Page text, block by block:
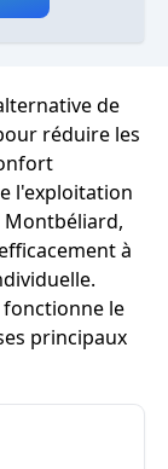
de
réduire les
l'exploitation
Montbéliard,
à
le
principaux